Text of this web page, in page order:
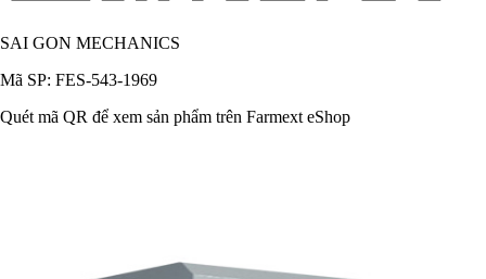
SAI GON MECHANICS
Mã SP: FES-543-1969
Quét mã QR để xem sản phẩm trên Farmext eShop